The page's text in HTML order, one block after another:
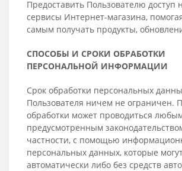
Предоставить Пользователю доступ
сервисы Интернет-магазина,
самым получать продукты,
СПОСОБЫ И СРОКИ ОБРАБОТКИ
ПЕРСОНАЛЬНОЙ ИНФОРМАЦИИ
Срок обработки персональных
Пользователя ничем не ограничен.
обработки может проводиться
предусмотренным
частности, с помощью
персональных данных, которые
автоматически либо без средств